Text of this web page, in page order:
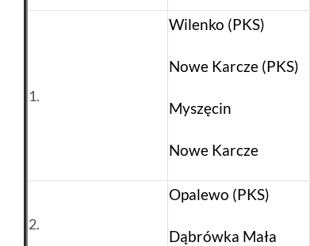
1.
Wilenko (PKS)
Nowe Karcze (PKS)
Myszęcin
Nowe Karcze
2.
Opalewo (PKS)
Dąbrówka Mała